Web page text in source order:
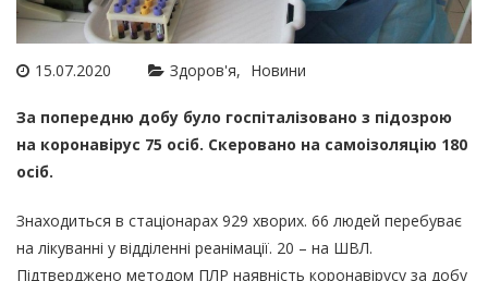
15.07.2020 Здоров'я Новини
За попередню добу було госпіталізовано з підозрою
на коронавірус 75 осіб. Скеровано на самоізоляцію 180
осіб.
Знаходиться в стаціонарах 929 хворих. 66 людей перебуває
на лікуванні у відділенні реанімації. 20 – на ШВЛ.
Підтверджено методом ПЛР наявність коронавірусу за добу